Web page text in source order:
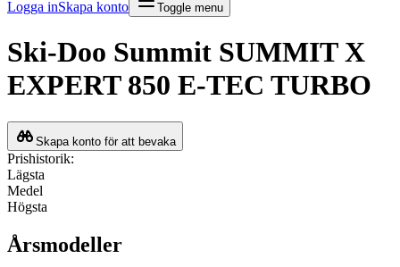
Logga inSkapa konto Toggle menu
Ski-Doo Summit SUMMIT X
EXPERT 850 E-TEC TURBO
Skapa konto för att bevaka
Prishistorik:
Lägsta
Medel
Högsta
Årsmodeller